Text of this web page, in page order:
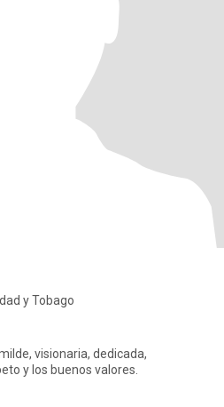
y Tobago
visionaria, dedicada,
y los buenos valores.